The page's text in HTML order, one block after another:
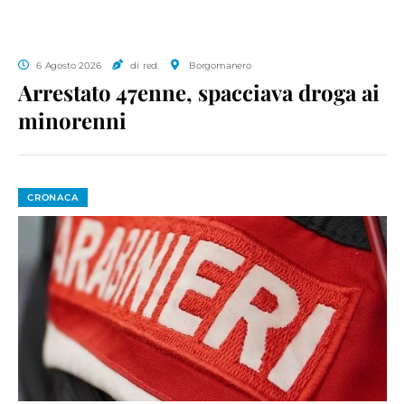
6 Agosto 2026 di red. Borgomanero
Arrestato 47enne, spacciava droga ai
minorenni
CRONACA